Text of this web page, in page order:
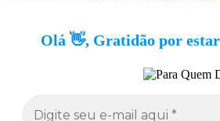
Olá 👋, Gratidão por